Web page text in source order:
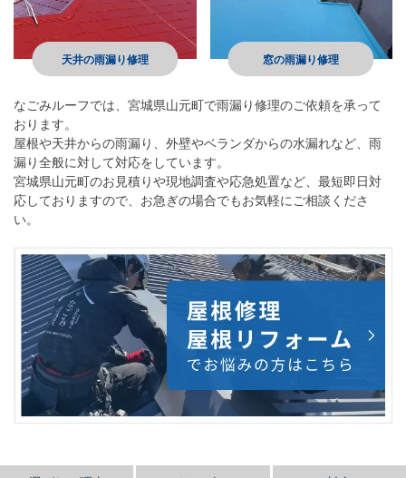
天井の雨漏り修理 窓の雨漏り修理
なごみルーフでは、宮城県山元町で雨漏り修理のご依頼を承って
おります。
屋根や天井からの雨漏り、外壁やベランダからの水漏れなど、雨
漏り全般に対して対応をしています。
宮城県山元町のお見積りや現地調査や応急処置など、最短即日対
応しておりますので、お急ぎの場合でもお気軽にご相談くださ
い。